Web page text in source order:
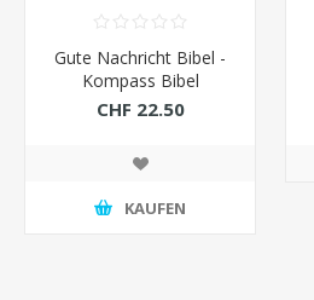
Gute Nachricht Bibel -
Kompass Bibel
CHF 22.50
KAUFEN